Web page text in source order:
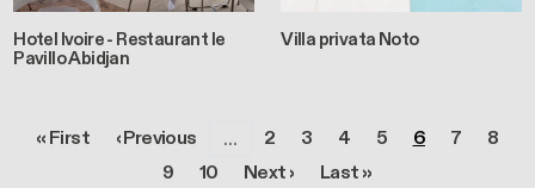
Hotel Ivoire - Restaurant le
Pavillo Abidjan
Villa privata Noto
Prima pagina
« First Pagina precedente
‹ Previous … Pagina
2 Pagina
3 Pagina
4 Pagina
5 Pagina
6 Pagina
7
8
Pagina
9 Pagina
10 Pagina successiva
Next › Ultima pagina
Last »